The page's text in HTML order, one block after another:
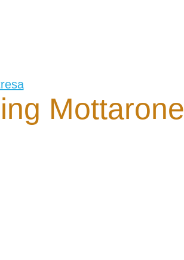
Mottarone